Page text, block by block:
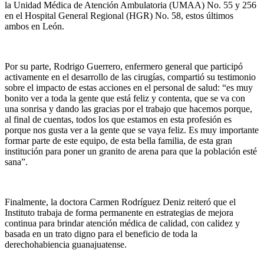
la Unidad Médica de Atención Ambulatoria (UMAA) No. 55 y 256
en el Hospital General Regional (HGR) No. 58, estos últimos
ambos en León.
Por su parte, Rodrigo Guerrero, enfermero general que participó
activamente en el desarrollo de las cirugías, compartió su testimonio
sobre el impacto de estas acciones en el personal de salud: “es muy
bonito ver a toda la gente que está feliz y contenta, que se va con
una sonrisa y dando las gracias por el trabajo que hacemos porque,
al final de cuentas, todos los que estamos en esta profesión es
porque nos gusta ver a la gente que se vaya feliz. Es muy importante
formar parte de este equipo, de esta bella familia, de esta gran
institución para poner un granito de arena para que la población esté
sana”.
Finalmente, la doctora Carmen Rodríguez Deniz reiteró que el
Instituto trabaja de forma permanente en estrategias de mejora
continua para brindar atención médica de calidad, con calidez y
basada en un trato digno para el beneficio de toda la
derechohabiencia guanajuatense.